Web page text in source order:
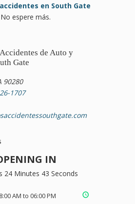
en South Gate
espere más.
de Auto y
Gate
90280
1707
IN
24 Minutes 43 Seconds
AM to 06:00 PM